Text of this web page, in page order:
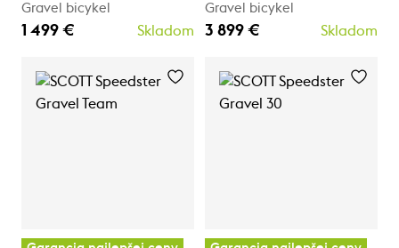
Gravel bicykel
1 499 € Skladom
Gravel bicykel
3 899 € Skladom